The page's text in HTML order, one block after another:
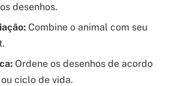
desenhos.
Combine o animal com seu
Ordene os desenhos de acordo
ciclo de vida.